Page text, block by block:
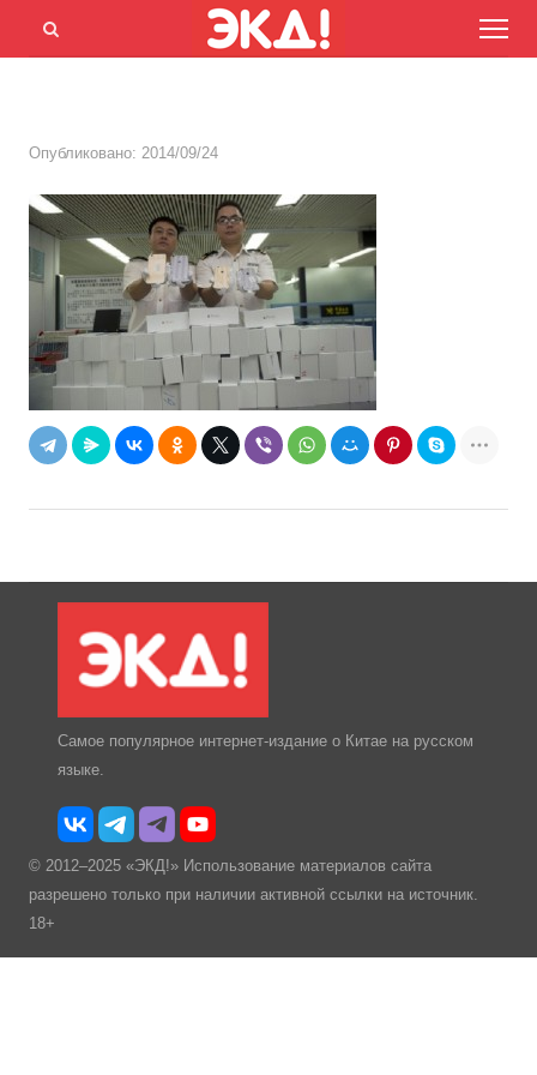
Menu
Открыть
Опубликовано: 2014/09/24
Самое популярное интернет-издание о Китае на русском
языке.
© 2012–2025 «ЭКД!» Использование материалов сайта
разрешено только при наличии активной ссылки на источник.
18+